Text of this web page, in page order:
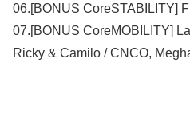
06.[BONUS CoreSTABILITY]
07.[BONUS CoreMOBILITY]
Ricky & Camilo / CNCO,